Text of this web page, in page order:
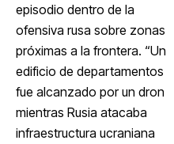
episodio dentro de la
ofensiva rusa sobre zonas
próximas a la frontera. “Un
edificio de departamentos
fue alcanzado por un dron
mientras Rusia atacaba
infraestructura ucraniana